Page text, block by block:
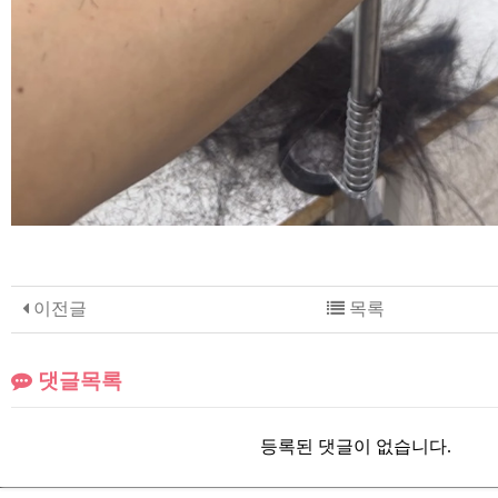
이전글 목록
댓글목록
등록된 댓글이 없습니다.